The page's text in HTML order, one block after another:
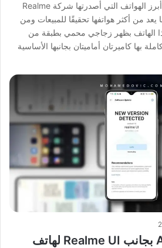
يعد هاتف ريلمي 6 برو أحد أبرز الهواتف التي أصدرتها شركة Realme
من أكثر هواتفها تحقيقًا للمبيعات ومن
الهاتف بظهر زجاجي محمي بطبقة من
شاشة كاملة بها كاميرتان أماميتان بجانبها الأساسية
تحديث Android 10 بجانب Realme UI لهاتف